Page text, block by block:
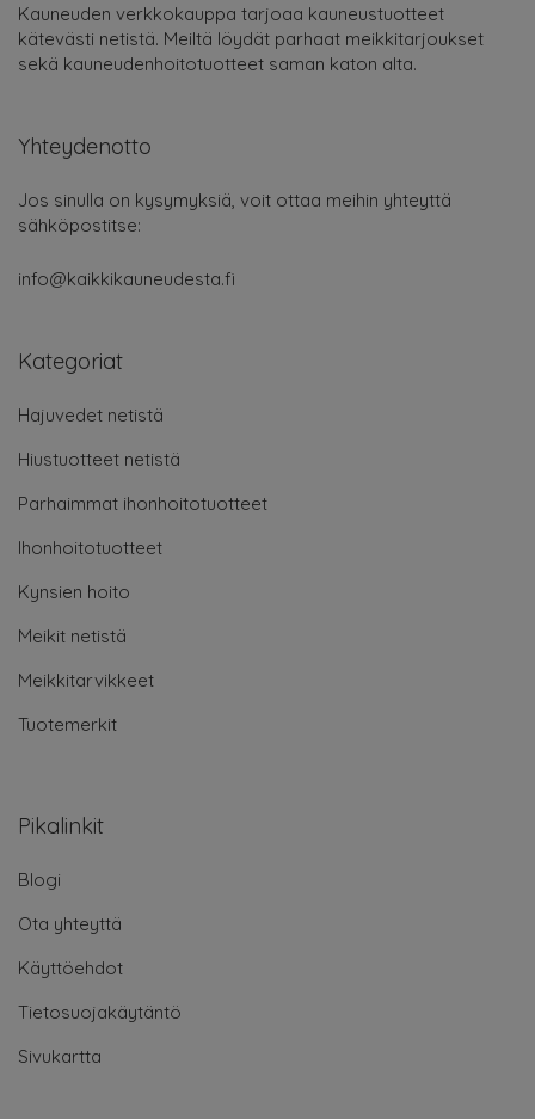
Kauneuden verkkokauppa tarjoaa kauneustuotteet
kätevästi netistä. Meiltä löydät parhaat meikkitarjoukset
sekä kauneudenhoitotuotteet saman katon alta.
Yhteydenotto
Jos sinulla on kysymyksiä, voit ottaa meihin yhteyttä
sähköpostitse:
info@kaikkikauneudesta.fi
Kategoriat
Hajuvedet netistä
Hiustuotteet netistä
Parhaimmat ihonhoitotuotteet
Ihonhoitotuotteet
Kynsien hoito
Meikit netistä
Meikkitarvikkeet
Tuotemerkit
Pikalinkit
Blogi
Ota yhteyttä
Käyttöehdot
Tietosuojakäytäntö
Sivukartta